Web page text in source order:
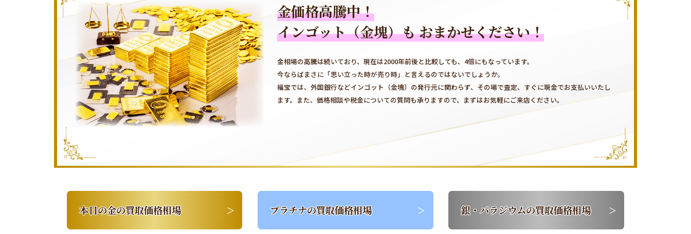
金価格高騰中！
インゴット（金塊）もおまかせください！
金相場の高騰は続いており、現在は2000年前後と比較しても、4倍にもなっています。
今ならばまさに「思い立った時が売り時」と言えるのではないでしょうか。
福宝では、外国銀行などインゴット（金塊）の発行元に関わらず、その場で査定、すぐに現金でお支払いいたし
ます。また、価格相談や税金についての質問も承りますので、まずはお気軽にご来店ください。
本日の金の買取価格相場 プラチナの買取価格相場 銀・パラジウムの買取価格相場